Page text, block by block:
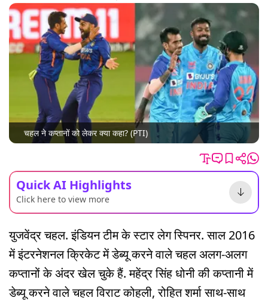
चहल ने कप्तानों को लेकर क्या कहा? (PTI)
Quick AI Highlights
Click here to view more
युजवेंद्र चहल. इंडियन टीम के स्टार लेग स्पिनर. साल 2016
में इंटरनेशनल क्रिकेट में डेब्यू करने वाले चहल अलग-अलग
कप्तानों के अंदर खेल चुके हैं. महेंद्र सिंह धोनी की कप्तानी में
डेब्यू करने वाले चहल विराट कोहली, रोहित शर्मा साथ-साथ